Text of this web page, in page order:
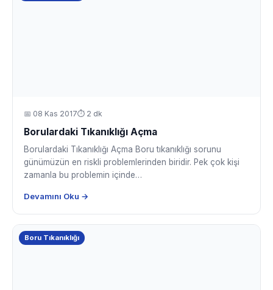
📅 08 Kas 2017⏱ 2 dk
Borulardaki Tıkanıklığı Açma
Borulardaki Tıkanıklığı Açma Boru tıkanıklığı sorunu
günümüzün en riskli problemlerinden biridir. Pek çok kişi
zamanla bu problemin içinde…
Devamını Oku →
Boru Tıkanıklığı